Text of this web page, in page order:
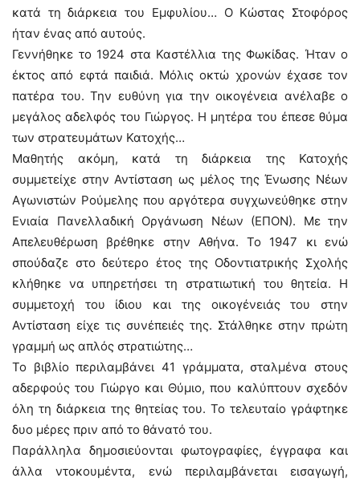
κατά τη διάρκεια του Εμφυλίου… Ο Κώστας Στοφόρος
ήταν ένας από αυτούς.
Γεννήθηκε το 1924 στα Καστέλλια της Φωκίδας. Ήταν ο
έκτος από εφτά παιδιά. Μόλις οκτώ χρονών έχασε τον
πατέρα του. Την ευθύνη για την οικογένεια ανέλαβε ο
μεγάλος αδελφός του Γιώργος. Η μητέρα του έπεσε θύμα
των στρατευμάτων Κατοχής…
Μαθητής ακόμη, κατά τη διάρκεια της Κατοχής
συμμετείχε στην Αντίσταση ως μέλος της Ένωσης Νέων
Αγωνιστών Ρούμελης που αργότερα συγχωνεύθηκε στην
Ενιαία Πανελλαδική Οργάνωση Νέων (ΕΠΟΝ). Με την
Απελευθέρωση βρέθηκε στην Αθήνα. Το 1947 κι ενώ
σπούδαζε στο δεύτερο έτος της Οδοντιατρικής Σχολής
κλήθηκε να υπηρετήσει τη στρατιωτική του θητεία. Η
συμμετοχή του ίδιου και της οικογένειάς του στην
Αντίσταση είχε τις συνέπειές της. Στάλθηκε στην πρώτη
γραμμή ως απλός στρατιώτης…
Το βιβλίο περιλαμβάνει 41 γράμματα, σταλμένα στους
αδερφούς του Γιώργο και Θύμιο, που καλύπτουν σχεδόν
όλη τη διάρκεια της θητείας του. Το τελευταίο γράφτηκε
δυο μέρες πριν από το θάνατό του.
Παράλληλα δημοσιεύονται φωτογραφίες, έγγραφα και
άλλα ντοκουμέντα, ενώ περιλαμβάνεται εισαγωγή,